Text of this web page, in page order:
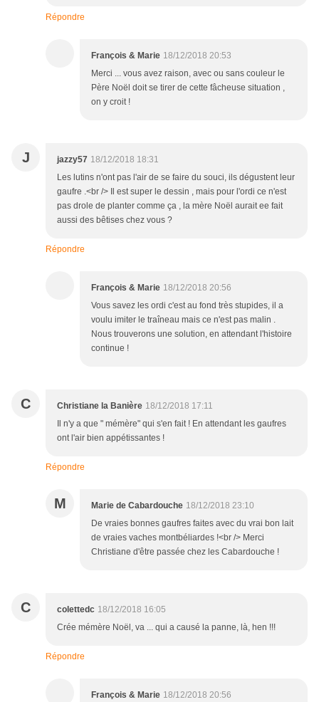
Répondre
François & Marie 18/12/2018 20:53
Merci ... vous avez raison, avec ou sans couleur le
Père Noël doit se tirer de cette fâcheuse situation ,
on y croit !
J jazzy57 18/12/2018 18:31
Les lutins n'ont pas l'air de se faire du souci, ils dégustent leur
gaufre .<br /> Il est super le dessin , mais pour l'ordi ce n'est
pas drole de planter comme ça , la mère Noël aurait ee fait
aussi des bêtises chez vous ?
Répondre
François & Marie 18/12/2018 20:56
Vous savez les ordi c'est au fond très stupides, il a
voulu imiter le traîneau mais ce n'est pas malin .
Nous trouverons une solution, en attendant l'histoire
continue !
C Christiane la Banière 18/12/2018 17:11
Il n'y a que " mémère" qui s'en fait ! En attendant les gaufres
ont l'air bien appétissantes !
Répondre
M Marie de Cabardouche 18/12/2018 23:10
De vraies bonnes gaufres faites avec du vrai bon lait
de vraies vaches montbéliardes !<br /> Merci
Christiane d'être passée chez les Cabardouche !
C colettedc 18/12/2018 16:05
Crée mémère Noël, va ... qui a causé la panne, là, hen !!!
Répondre
François & Marie 18/12/2018 20:56